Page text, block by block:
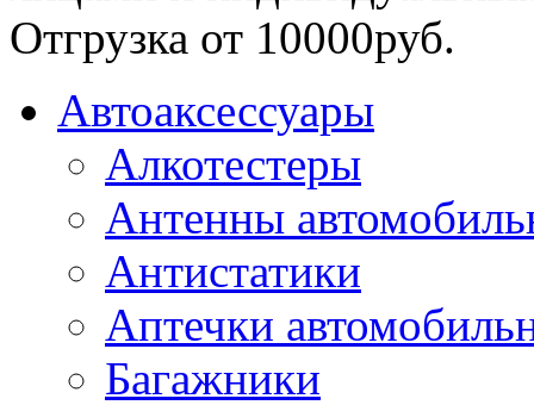
Отгрузка от 10000руб.
Автоаксессуары
Алкотестеры
Антенны
Антистатики
Аптечки
Багажники